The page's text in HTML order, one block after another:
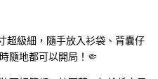
超級細，隨手放入衫袋、背囊仔
隨地都可以開局！🤏